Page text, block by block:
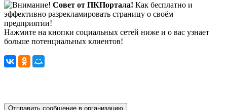
Совет от ПКПортала! Как бесплатно и
эффективно разрекламировать страницу о своём
предприятии!
Нажмите на кнопки социальных сетей ниже и о вас узнает
больше потенциальных клиентов!